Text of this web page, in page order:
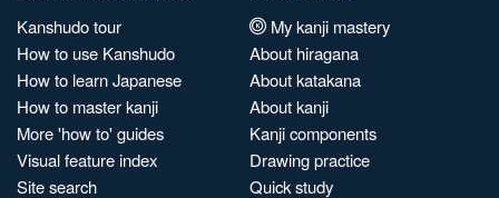
Kanshudo tour
How to use Kanshudo
How to learn Japanese
How to master kanji
More 'how to' guides
Visual feature index
Site search
My kanji mastery
About hiragana
About katakana
About kanji
Kanji components
Drawing practice
Quick study